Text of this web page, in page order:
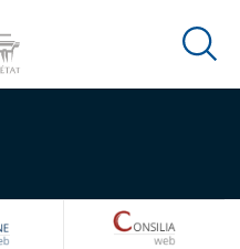
Ouvrir
ARIANEWEB